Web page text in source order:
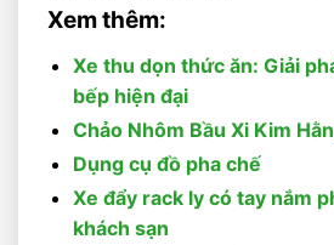
Xem thêm:
Xe thu dọn thức ăn: Giải
bếp hiện đại
Chảo Nhôm Bầu Xi Kim
Dụng cụ đồ pha chế
Xe đẩy rack ly có tay nắm
khách sạn